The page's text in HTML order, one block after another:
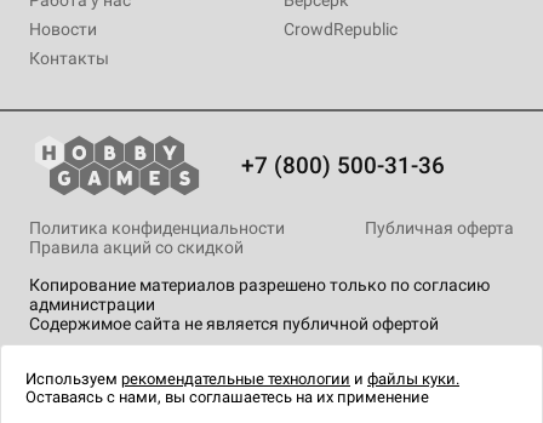
Новости
Контакты
CrowdRepublic
+7 (800) 500-31-36
Копирование материалов разрешено только по согласию
администрации
Содержимое сайта не является публичной офертой
Политика конфиденциальности
Публичная оферта
Правила акций со скидкой
технологии .
Используем рекомендательные технологии и файлы куки.
Оставаясь с нами, вы соглашаетесь на их применение